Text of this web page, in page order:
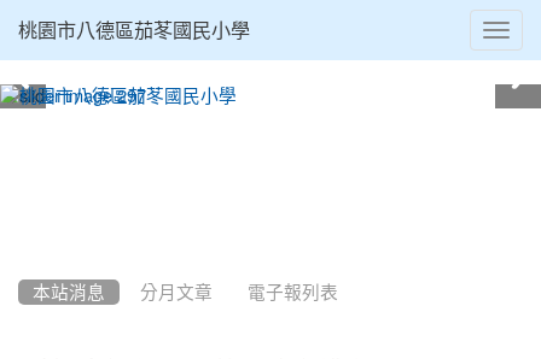
桃園市八德區茄苳國民小學
本站消息 分月文章 電子報列表